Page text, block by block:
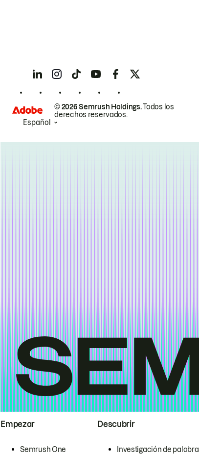
Empezar
Semrush One
Descubrir
Investigación de
© 2026 Semrush Holdings.Todos los
derechos reservados.
Español